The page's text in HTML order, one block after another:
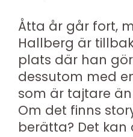
Åtta år går fort,
Hallberg är
plats där han
dessutom med
som är tajtare
Om det finns
berätta? Det